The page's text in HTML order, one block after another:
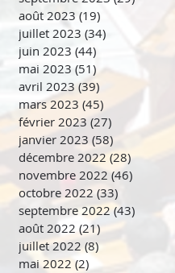
août 2023 (19)
juillet 2023 (34)
juin 2023 (44)
mai 2023 (51) 51 posts
avril 2023 (39) 39 posts
mars 2023 (45) 45 posts
février 2023 (27) 27 posts
janvier 2023 (58)
décembre 2022 (28)28 posts
novembre 2022 (46)
octobre 2022 (33)
septembre 2022 (43) 43 posts
août 2022 (21) 21 posts
juillet 2022 (8)8 posts
mai 2022 (2)